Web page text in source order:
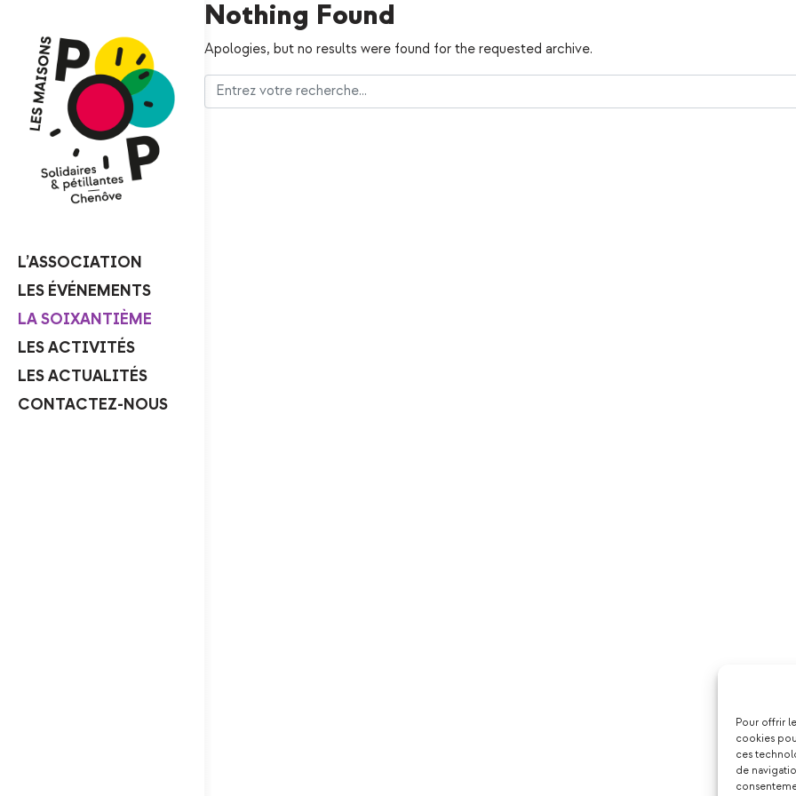
Pour offrir
cookies
ces
de
L’ASSOCIATION
LES ÉVÉNEMENTS
LA SOIXANTIÈME
LES ACTIVITÉS
LES ACTUALITÉS
CONTACTEZ-NOUS
Nothing Found
Apologies, but no results were found for the requested archive.